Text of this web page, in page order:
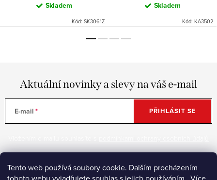
Tento web používá soubory cookie. Dalším procházením
Skladem
Kód: SK3061Z
Skladem
Kód: KA3502
Aktuální novinky a slevy na váš e-mail
E-mail PŘIHLÁSIT SE